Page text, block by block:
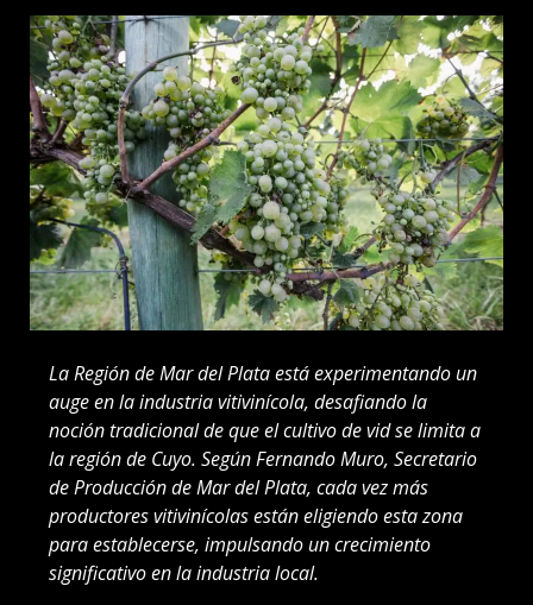
La Región de Mar del Plata está experimentando un
auge en la industria vitivinícola, desafiando la
noción tradicional de que el cultivo de vid se limita a
la región de Cuyo. Según Fernando Muro, Secretario
de Producción de Mar del Plata, cada vez más
productores vitivinícolas están eligiendo esta zona
para establecerse, impulsando un crecimiento
significativo en la industria local.